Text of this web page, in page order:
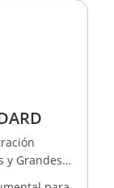
y Grandes